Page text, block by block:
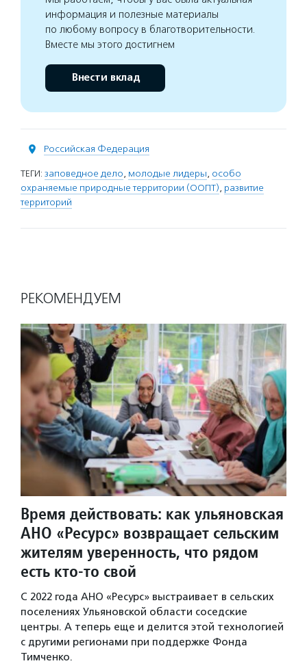
информация и полезные материалы
по любому вопросу в благотворительности.
Вместе мы этого достигнем
Внести вклад
Российская Федерация
ТЕГИ: заповедное дело, молодые лидеры, особо
охраняемые природные территории (ООПТ), развитие
территорий
РЕКОМЕНДУЕМ
Время действовать: как ульяновская
АНО «Ресурс» возвращает сельским
жителям уверенность, что рядом
есть кто-то свой
С 2022 года АНО «Ресурс» выстраивает в сельских
поселениях Ульяновской области соседские
центры. А теперь еще и делится этой технологией
с другими регионами при поддержке Фонда
Тимченко.